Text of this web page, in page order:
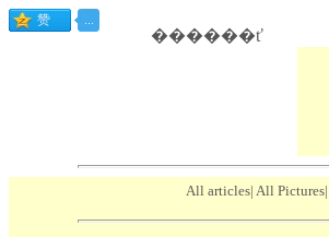
������ť
All articles| All Pictures|